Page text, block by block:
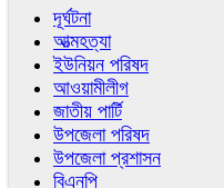
দূর্ঘটনা
আত্মহত্যা
ইউনিয়ন পরিষদ
আওয়ামীলীগ
জাতীয় পার্টি
উপজেলা পরিষদ
উপজেলা প্রশাসন
বিএনপি